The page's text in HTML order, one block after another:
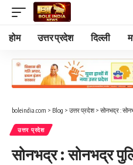
होम उत्तर प्रदेश दिल्ली
boleindia.com > Blog > उत्तर प्रदेश> सोनभद्र : सोनभद्र
उत्तर प्रदेश
सोनभद्र : सोनभद्र